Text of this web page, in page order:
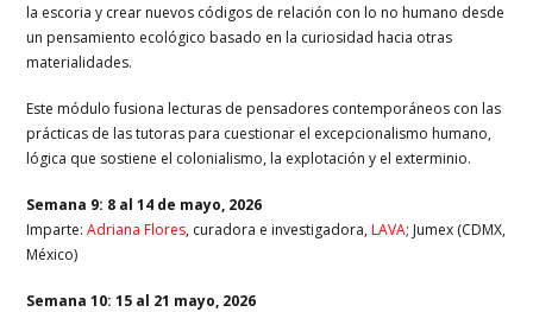
la escoria y crear nuevos códigos de relación con lo no humano desde
un pensamiento ecológico basado en la curiosidad hacia otras
materialidades.
Este módulo fusiona lecturas de pensadores contemporáneos con las
prácticas de las tutoras para cuestionar el excepcionalismo humano,
lógica que sostiene el colonialismo, la explotación y el exterminio.
Semana 9: 8 al 14 de mayo, 2026
Imparte:Adriana Flores, curadora e investigadora,LAVA; Jumex (CDMX,
México)
Semana 10: 15 al 21 mayo, 2026